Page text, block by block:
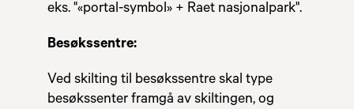
eks. "«portal-symbol» + Raet nasjonalpark".
Besøkssentre:
Ved skilting til besøkssentre skal type
besøkssenter framgå av skiltingen, og